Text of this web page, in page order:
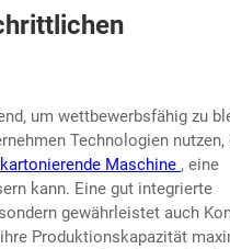
um wettbewerbsfähig zu
Technologien nutzen,
kartonierende Maschine , eine
kann. Eine gut integrierte
gewährleistet auch
Produktionskapazität